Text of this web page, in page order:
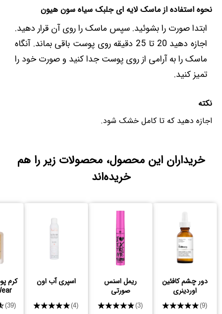
نحوه استفاده از ماسک لایه ای جلبک سیاه سون هیون
ابتدا صورت را بشوئید. سپس ماسک را روی آن قرار دهید.
اجازه دهید 20 تا 25 دقیقه روی پوست باقی بماند. آنگاه
ماسک را به آرامی از روی پوست جدا کنید و صورت خود را
تمیز کنید.
نکته
اجازه دهید که تا کامل خشک شود.
خریداران این محصول، محصولات زیر را هم
خریده‌اند
دور چشم کافئین
اوردینری
★★★★★(9)
ریمل اسنس
صورتی
★★★★★(3)
اسپری آب اون
★★★★★(4)
کرم
(39)